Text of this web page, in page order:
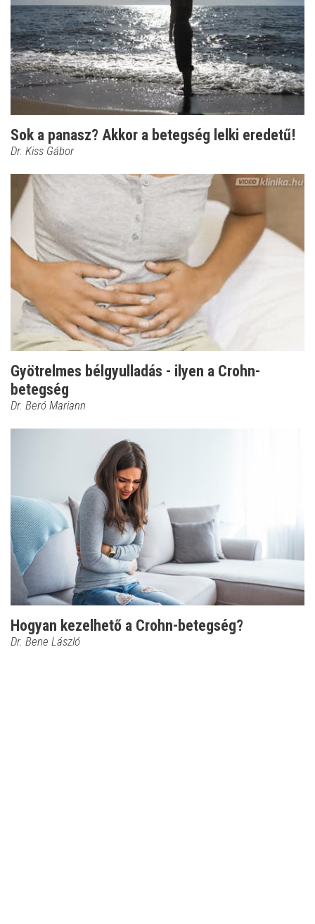
Sok a panasz? Akkor a betegség lelki eredetű!
Dr. Kiss Gábor
Gyötrelmes bélgyulladás - ilyen a Crohn-
betegség
Dr. Beró Mariann
Hogyan kezelhető a Crohn-betegség?
Dr. Bene László